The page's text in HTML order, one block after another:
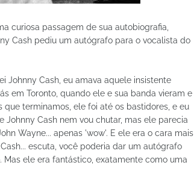
curiosa passagem de sua autobiografia,
Cash pediu um autógrafo para o vocalista do
Johnny Cash, eu amava aquele insistente
em Toronto, quando ele e sua banda vieram e
terminamos, ele foi até os bastidores, e eu
Johnny Cash nem vou chutar, mas ele parecia
Wayne... apenas 'wow'. E ele era o cara mais
escuta, você poderia dar um autógrafo
Mas ele era fantástico, exatamente como uma